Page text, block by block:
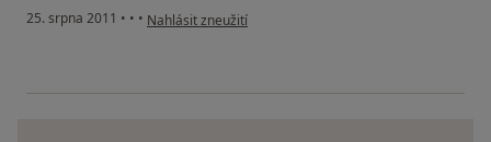
25. srpna 2011 • • • podle názoru uživatele Pacient
Nahlásit zneužití